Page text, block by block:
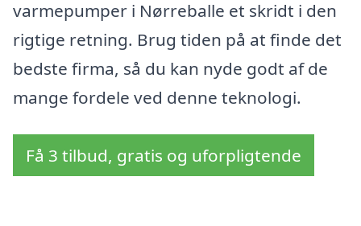
varmepumper i Nørreballe et skridt i den
rigtige retning. Brug tiden på at finde det
bedste firma, så du kan nyde godt af de
mange fordele ved denne teknologi.
Få 3 tilbud, gratis og uforpligtende